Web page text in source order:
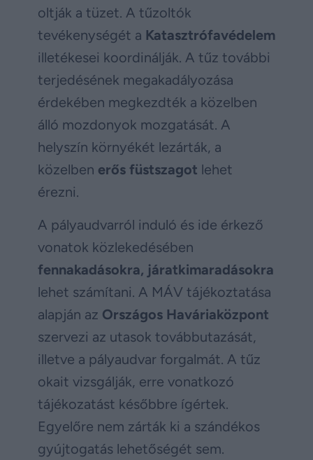
oltják a tüzet. A tűzoltók
tevékenységét a Katasztrófavédelem
illetékesei koordinálják. A tűz további
terjedésének megakadályozása
érdekében megkezdték a közelben
álló mozdonyok mozgatását. A
helyszín környékét lezárták, a
közelben erős füstszagot lehet
érezni.
A pályaudvarról induló és ide érkező
vonatok közlekedésében
fennakadásokra, járatkimaradásokra
lehet számítani. A MÁV tájékoztatása
alapján az Országos Haváriaközpont
szervezi az utasok továbbutazását,
illetve a pályaudvar forgalmát. A tűz
okait vizsgálják, erre vonatkozó
tájékozatást későbbre ígértek.
Egyelőre nem zárták ki a szándékos
gyújtogatás lehetőségét sem.